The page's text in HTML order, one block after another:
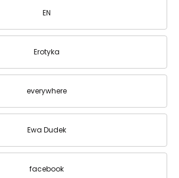
EN
Erotyka
everywhere
Ewa Dudek
facebook